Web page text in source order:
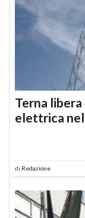
Terna
elettrica
di Redazione